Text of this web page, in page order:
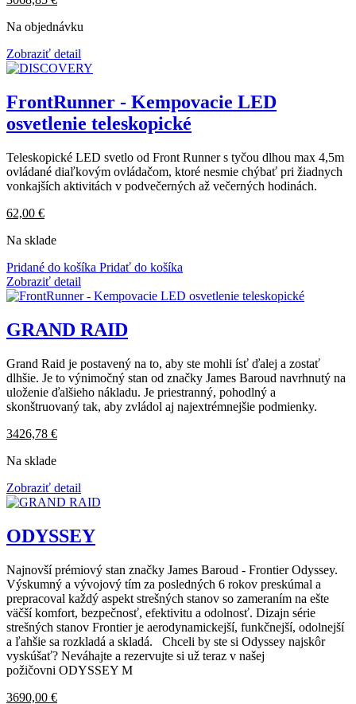
Na objednávku
Zobraziť detail
FrontRunner - Kempovacie LED
osvetlenie teleskopické
Teleskopické LED svetlo od Front Runner s tyčou dlhou max 4,5m
ovládané diaľkovým ovládačom, ktoré nesmie chýbať pri žiadnych
vonkajších aktivitách v podvečerných až večerných hodinách.
62,00 €
Na sklade
Pridané do košíka Pridať do košíka
Zobraziť detail
GRAND RAID
Grand Raid je postavený na to, aby ste mohli ísť ďalej a zostať
dlhšie. Je to výnimočný stan od značky James Baroud navrhnutý na
uloženie ďalšieho nákladu. Je priestranný, pohodlný a
skonštruovaný tak, aby zvládol aj najextrémnejšie podmienky.
3426,78 €
Na sklade
Zobraziť detail
ODYSSEY
Najnovší prémiový stan značky James Baroud - Frontier Odyssey.
Výskumný a vývojový tím za posledných 6 rokov preskúmal a
prepracoval každý aspekt strešných stanov so zameraním na ešte
väčší komfort, bezpečnosť, efektivitu a odolnosť. Dizajn série
strešných stanov Frontier je aerodynamickejší, funkčnejší, odolnejší
a ľahšie sa rozkladá a skladá. Chceli by ste si Odyssey najskôr
vyskúšať? Neváhajte a rezervujte si už teraz v našej
požičovni ODYSSEY M
3690,00 €